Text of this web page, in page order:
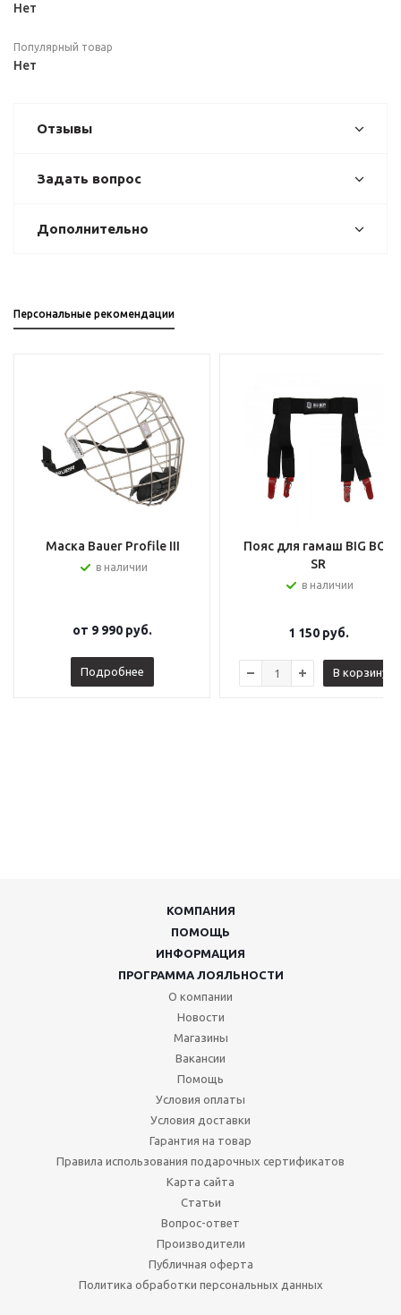
Нет
Популярный товар
Нет
Отзывы
Задать вопрос
Дополнительно
Персональные рекомендации
Маска Bauer Profile III
в наличии
от 9 990 руб.
Подробнее
Пояс для гамаш BIG BOY
SR
в наличии
1 150руб.
В корзину
КОМПАНИЯ
ПОМОЩЬ
ИНФОРМАЦИЯ
ПРОГРАММА ЛОЯЛЬНОСТИ
О компании
Новости
Магазины
Вакансии
Помощь
Условия оплаты
Условия доставки
Гарантия на товар
Правила использования подарочных сертификатов
Карта сайта
Статьи
Вопрос-ответ
Производители
Публичная оферта
Политика обработки персональных данных